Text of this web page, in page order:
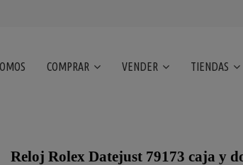
COMPRAR VENDER TIENDAS
Reloj Rolex Datejust 79173 caja y